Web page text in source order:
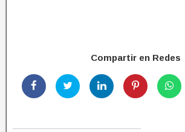
Compartir en Redes